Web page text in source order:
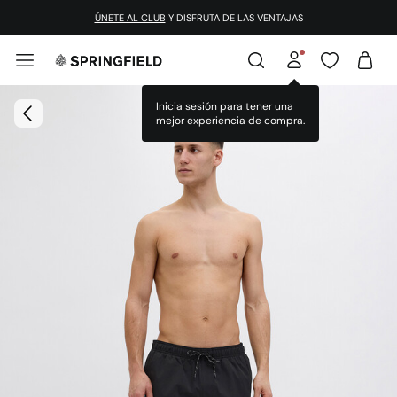
ÚNETE AL CLUB Y DISFRUTA DE LAS VENTAJAS